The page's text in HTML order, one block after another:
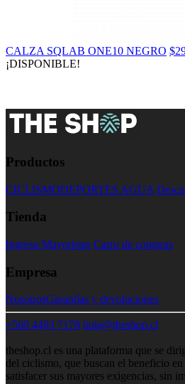
CALZA SQLAB ONE10 NEGRO
¡DISPONIBLE!
Productos
CICLISMODEPORTES AGUA
Tienda
Ingreso Mayoristas Carro de compras
Empresa
NosotrosGarantías y devoluciones
+569 4493 7178 hola@theshop.cl
theshop.cl es una plataforma que se
del ciclismo, que buscan el beneficio
satisfacer sus mayores exigencias, sin